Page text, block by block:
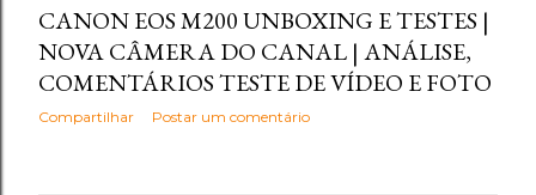
CANON EOS M200 UNBOXING E TESTES |
NOVA CÂMERA DO CANAL | ANÁLISE,
COMENTÁRIOS TESTE DE VÍDEO E FOTO
Compartilhar Postar um comentário